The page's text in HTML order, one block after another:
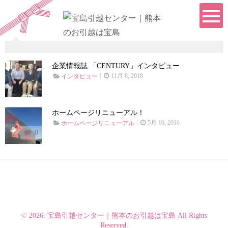
企業情報誌 「CENTURY」インタビュー
インタビュー 11月 8, 2018
0
ホームページリニューアル！
ホームページリニューアル 5月 10, 2016
© 2026. 宝島引越センター｜熊本のお引越は宝島 All Rights
Reserved.